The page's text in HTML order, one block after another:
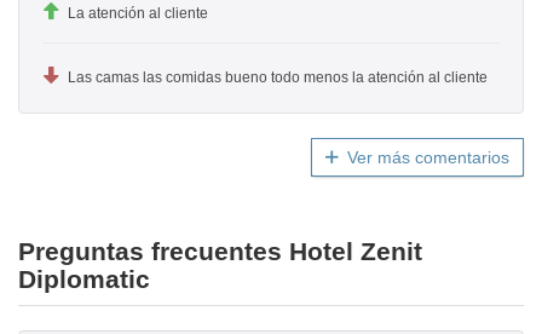
La atención al cliente
Las camas las comidas bueno todo menos la atención al cliente
Ver más comentarios
Preguntas frecuentes Hotel Zenit
Diplomatic